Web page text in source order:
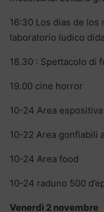
16:30 Los dias de los
laboratorio ludico
18.30 : Spettacolo di
19.00 cine horror
10-24 Area
10-22 Area gonfiabili
10-24 Area food
10-24 raduno 500
Venerdì 2 novembre